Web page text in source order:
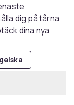
dig på tårna
dina nya